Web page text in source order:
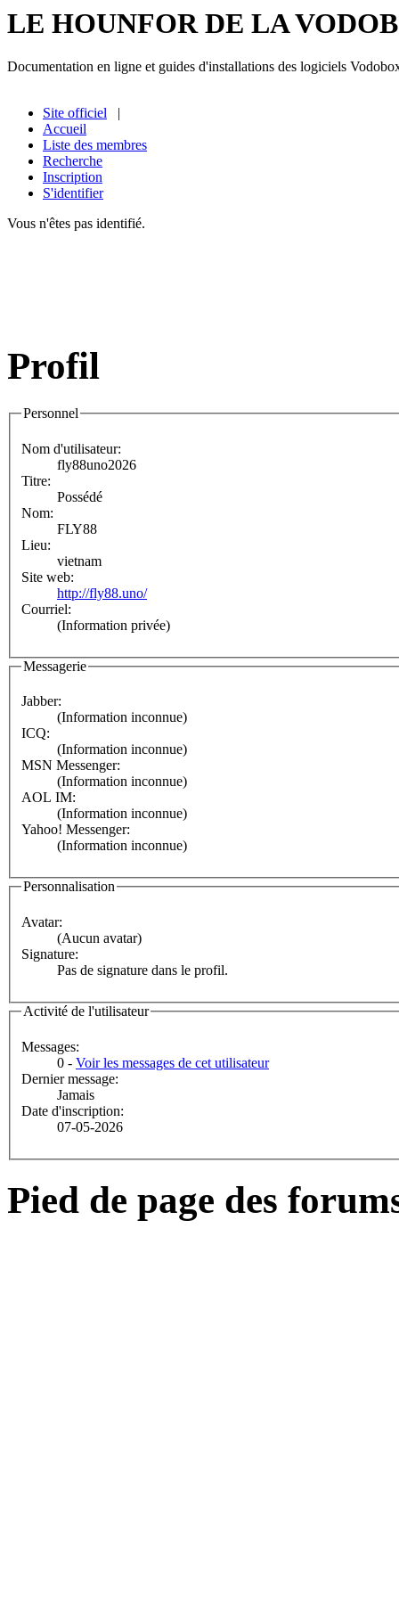
LE HOUNFOR DE LA
Documentation en ligne et guides d'installations des logiciels
Site officiel |
Accueil
Liste des membres
Recherche
Inscription
S'identifier
Vous n'êtes pas identifié.
Profil
Personnel
Nom d'utilisateur:
fly88uno2026
Titre:
Possédé
Nom:
FLY88
Lieu:
vietnam
Site web:
http://fly88.uno/
Courriel:
(Information privée)
Messagerie
Jabber:
(Information inconnue)
ICQ:
(Information inconnue)
MSN Messenger:
(Information inconnue)
AOL IM:
(Information inconnue)
Yahoo! Messenger:
(Information inconnue)
Personnalisation
Avatar:
(Aucun avatar)
Signature:
Pas de signature dans le profil.
Activité de l'utilisateur
Messages:
0 - Voir les messages de cet utilisateur
Dernier message:
Jamais
Date d'inscription:
07-05-2026
Pied de page des